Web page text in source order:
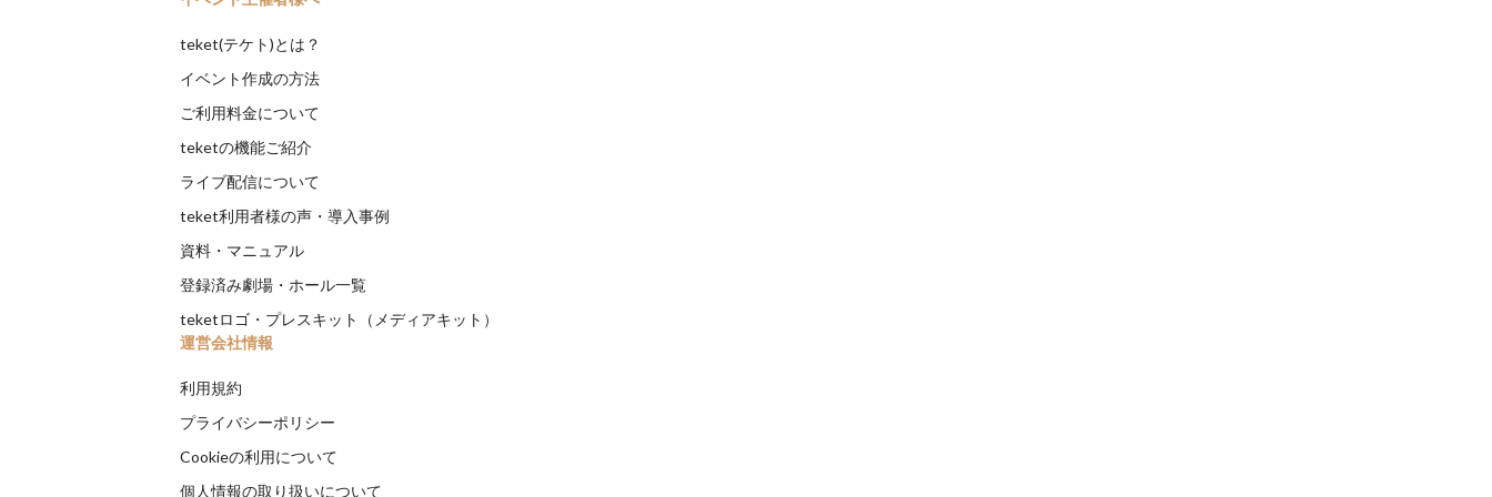
teket(テケト)とは？
イベント作成の方法
ご利用料金について
teketの機能ご紹介
ライブ配信について
teket利用者様の声・導入事例
資料・マニュアル
登録済み劇場・ホール一覧
teketロゴ・プレスキット（メディアキット）
運営会社情報
利用規約
プライバシーポリシー
Cookieの利用について
個人情報の取り扱いについて